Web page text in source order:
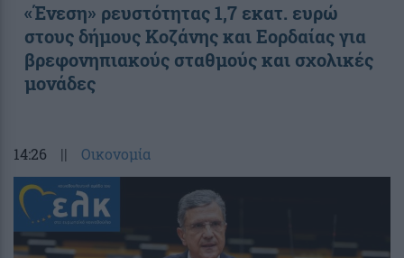
«Ένεση» ρευστότητας 1,7 εκατ. ευρώ
στους δήμους Κοζάνης και Εορδαίας για
βρεφονηπιακούς σταθμούς και σχολικές
μονάδες
14:26 || Οικονομία